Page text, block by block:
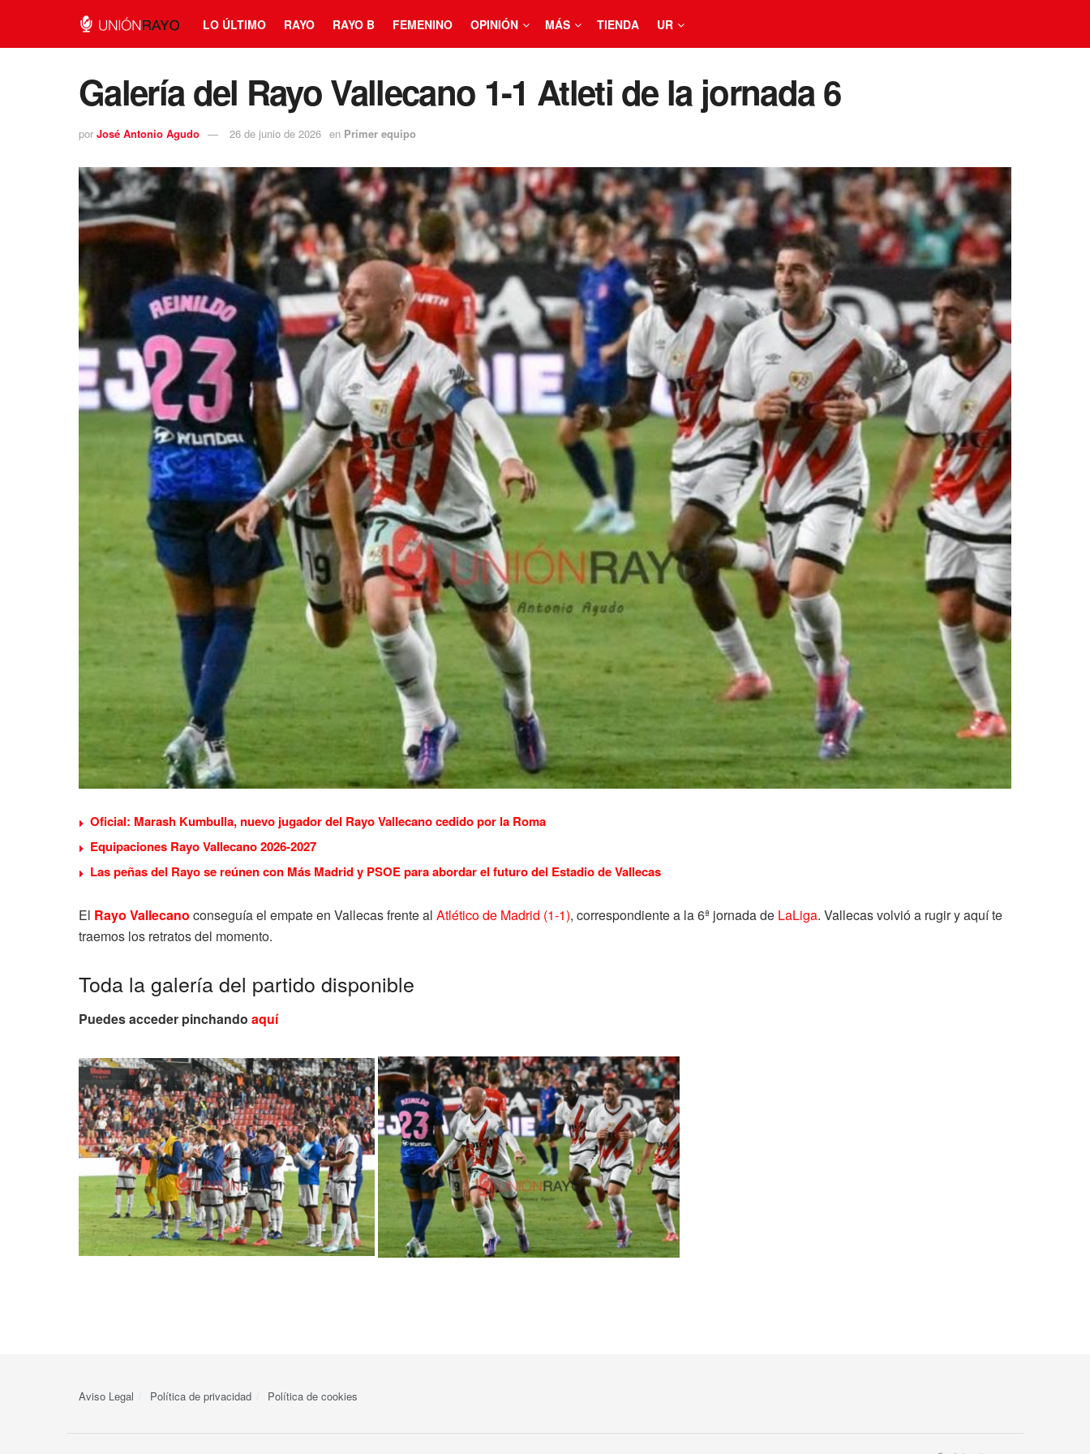
LO ÚLTIMO RAYO RAYO B FEMENINO OPINIÓN MÁS TIENDA UR
Galería del Rayo Vallecano 1-1 Atleti de la jornada 6
por José Antonio Agudo 26 de junio de 2026 en Primer equipo
Oficial: Marash Kumbulla, nuevo jugador del Rayo Vallecano cedido por la Roma
Equipaciones Rayo Vallecano 2026-2027
Las peñas del Rayo se reúnen con Más Madrid y PSOE para abordar el futuro del Estadio de Vallecas
El Rayo Vallecano conseguía el empate en Vallecas frente al Atlético de Madrid (1-1), correspondiente a la 6ª jornada de LaLiga. Vallecas volvió a rugir y aquí te
traemos los retratos del momento.
Toda la galería del partido disponible
Puedes acceder pinchando aquí
Aviso Legal Política de privacidad Política de cookies